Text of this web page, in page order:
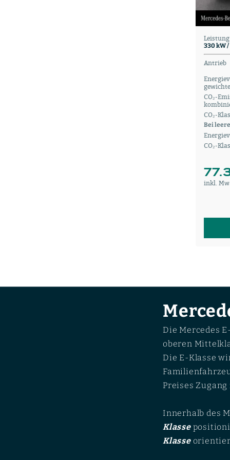
Leistung
330 kW /
Antrieb
CO₂-
CO₂-
Bei
CO₂-
inkl.
Die Mercedes
oberen
Die E-Klasse
Preises
Innerhalb des
Klasse
Klasse